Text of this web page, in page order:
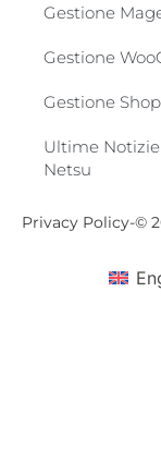
Gestione
Gestione
Gestione
Ultime
Netsu
Privacy Policy-©